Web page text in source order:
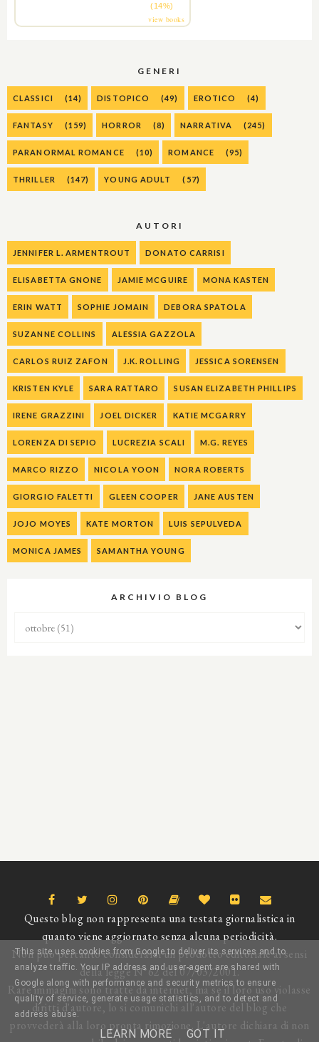
(14%)
view books
GENERI
CLASSICI (14) DISTOPICO (49) EROTICO (4)
FANTASY (159) HORROR (8) NARRATIVA (245)
PARANORMAL ROMANCE (10) ROMANCE (95)
THRILLER (147) YOUNG ADULT (57)
AUTORI
JENNIFER L. ARMENTROUT DONATO CARRISI
ELISABETTA GNONE JAMIE MCGUIRE MONA KASTEN
ERIN WATT SOPHIE JOMAIN DEBORA SPATOLA
SUZANNE COLLINS ALESSIA GAZZOLA
CARLOS RUIZ ZAFON J.K. ROLLING JESSICA SORENSEN
KRISTEN KYLE SARA RATTARO SUSAN ELIZABETH PHILLIPS
IRENE GRAZZINI JOEL DICKER KATIE MCGARRY
LORENZA DI SEPIO LUCREZIA SCALI M.G. REYES
MARCO RIZZO NICOLA YOON NORA ROBERTS
GIORGIO FALETTI GLEEN COOPER JANE AUSTEN
JOJO MOYES KATE MORTON LUIS SEPULVEDA
MONICA JAMES SAMANTHA YOUNG
ARCHIVIO BLOG
Questo blog non rappresenta una testata giornalistica in
quanto viene aggiornato senza alcuna periodicità.
Non può pertanto considerarsi un prodotto editoriale ai sensi
della legge N°62 del 07/03/2001.
Rare immagini sono tratte da internet, ma se il loro uso violasse
diritti d'autore, lo si comunichi all'autore del blog che
provvederà alla loro pronta rimozione. L'autore dichiara di non
This site uses cookies from Google to deliver its services and to
analyze traffic. Your IP address and user-agent are shared with
Google along with performance and security metrics to ensure
quality of service, generate usage statistics, and to detect and
address abuse.
LEARN MORE GOT IT